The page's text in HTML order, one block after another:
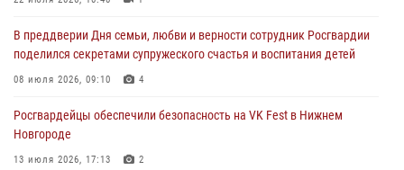
13 июля 2026, 17:13
Нижегородские росгвардейцы за прошедшую неделю выезжали
13 июля 2026, 06:45
Росгвардейцы предотвратили серию краж в Нижнем Новгороде
В преддверии Дня семьи, любви и верности сотрудник Росгвардии
поделился секретами супружеского счастья и воспитания детей
08 июля 2026, 09:10 4
Росгвардейцы обеспечили безопасность на VK Fest в Нижнем
Новгороде
13 июля 2026, 17:13 2